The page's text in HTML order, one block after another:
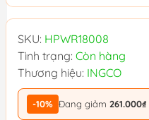
SKU: HPWR18008
Tình trạng: Còn hàng
Thương hiệu: INGCO
-10% Đang giảm 261.000₫